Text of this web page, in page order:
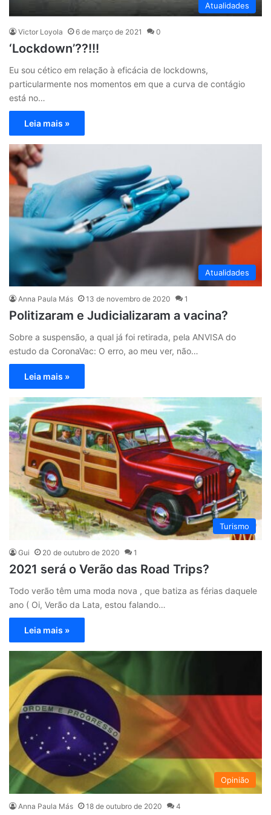
Atualidades
Victor Loyola 6 de março de 2021 0
‘Lockdown’??!!!
Eu sou cético em relação à eficácia de lockdowns,
particularmente nos momentos em que a curva de contágio
está no…
Leia mais »
Atualidades
Anna Paula Más 13 de novembro de 2020 1
Politizaram e Judicializaram a vacina?
Sobre a suspensão, a qual já foi retirada, pela ANVISA do
estudo da CoronaVac: O erro, ao meu ver, não…
Leia mais »
Turismo
Gui 20 de outubro de 2020 1
2021 será o Verão das Road Trips?
Todo verão têm uma moda nova , que batiza as férias daquele
ano ( Oi, Verão da Lata, estou falando…
Leia mais »
Opinião
Anna Paula Más 18 de outubro de 2020 4